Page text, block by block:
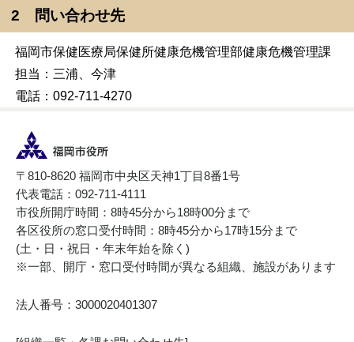
2 問い合わせ先
福岡市保健医療局保健所健康危機管理部健康危機管理課
担当：三浦、今津
電話：092-711-4270
〒810-8620 福岡市中央区天神1丁目8番1号
代表電話：092-711-4111
市役所開庁時間：8時45分から18時00分まで
各区役所の窓口受付時間：8時45分から17時15分まで
(土・日・祝日・年末年始を除く)
※一部、開庁・窓口受付時間が異なる組織、施設があります
法人番号：3000020401307